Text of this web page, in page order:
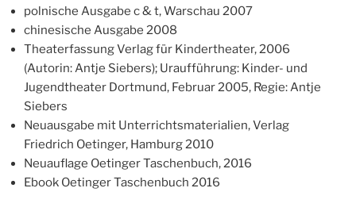
polnische Ausgabe c & t, Warschau 2007
chinesische Ausgabe 2008
Theaterfassung Verlag für Kindertheater, 2006
(Autorin: Antje Siebers); Uraufführung: Kinder- und
Jugendtheater Dortmund, Februar 2005, Regie: Antje
Siebers
Neuausgabe mit Unterrichtsmaterialien, Verlag
Friedrich Oetinger, Hamburg 2010
Neuauflage Oetinger Taschenbuch, 2016
Ebook Oetinger Taschenbuch 2016